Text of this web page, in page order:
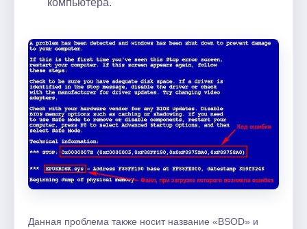
компьютера.
Данная проблема также носит название «BSOD» и